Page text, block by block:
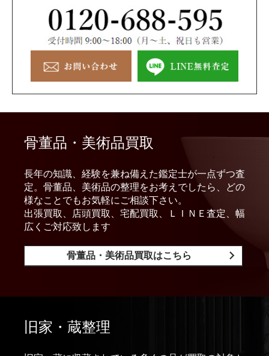
骨董品・美術品買取
長年の知識、経験を兼ね備えた鑑定士が一点ずつ査
定。骨董品、美術品の整理をお考えでしたら、どの
様なことでもお気軽にご相談下さい。
出張買取、店頭買取、宅配買取、ＬＩＮＥ査定、幅
広くご対応致します
骨董品・美術品買取はこちら
旧家・蔵整理